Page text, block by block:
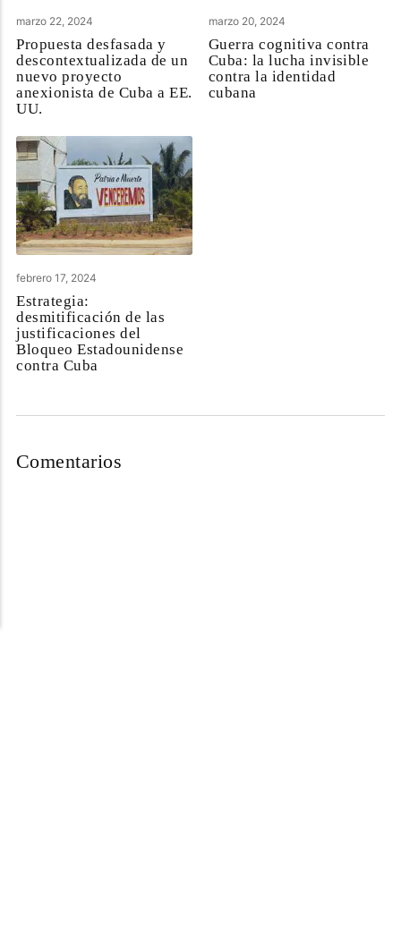
marzo 22, 2024
Propuesta desfasada y
descontextualizada de un
nuevo proyecto
anexionista de Cuba a EE.
UU.
marzo 20, 2024
Guerra cognitiva contra
Cuba: la lucha invisible
contra la identidad
cubana
febrero 17, 2024
Estrategia:
desmitificación de las
justificaciones del
Bloqueo Estadounidense
contra Cuba
Comentarios